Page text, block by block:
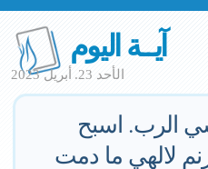
آيــة اليوم
الأحد 23. أبريل 2023
الرب. اسبح
لالهي ما دمت